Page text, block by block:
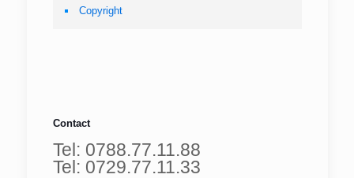
Copyright
Contact
Tel: 0788.77.11.88
Tel: 0729.77.11.33